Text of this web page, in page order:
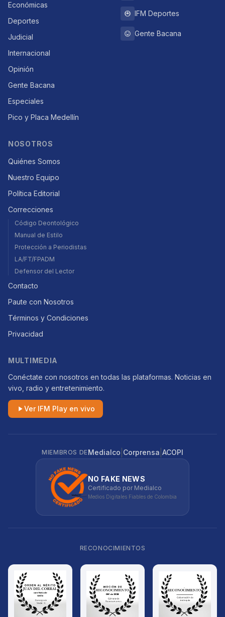
Económicas
Deportes
Judicial
Internacional
Opinión
Gente Bacana
Especiales
Pico y Placa Medellín
IFM Deportes
Gente Bacana
NOSOTROS
Quiénes Somos
Nuestro Equipo
Política Editorial
Correcciones
Código Deontológico
Manual de Estilo
Protección a Periodistas
LA/FT/FPADM
Defensor del Lector
Contacto
Paute con Nosotros
Términos y Condiciones
Privacidad
MULTIMEDIA
Conéctate con nosotros en todas las plataformas. Noticias en
vivo, radio y entretenimiento.
Ver IFM Play en vivo
MIEMBROS DEMedialco Corprensa ACOPI
NO FAKE NEWS
Certificado por Medialco
Medios Digitales Fiables de Colombia
RECONOCIMIENTOS